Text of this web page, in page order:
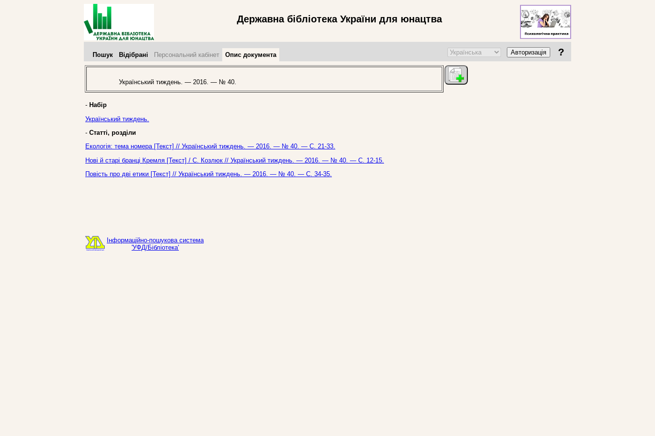
Державна бібліотека України для юнацтва
Пошук Відібрані Персональний кабінет Опис документа Авторизація ?
Український тиждень. — 2016. — № 40.
- Набір
Український тиждень.
- Статті, розділи
Екологія: тема номера [Текст] // Український тиждень. — 2016. — № 40. — С. 21-33.
Нові й старі бранці Кремля [Текст] / С. Козлюк // Український тиждень. — 2016. — № 40. — С. 12-15.
Повість про дві етики [Текст] // Український тиждень. — 2016. — № 40. — С. 34-35.
Інформаційно-пошукова система
'УФД/Бібліотека'